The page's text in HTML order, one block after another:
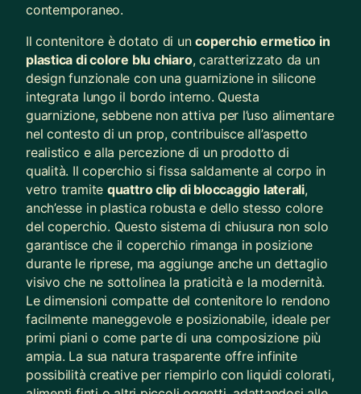
contemporaneo.
Il contenitore è dotato di uncoperchio ermetico in
plastica di colore blu chiaro, caratterizzato da un
design funzionale con una guarnizione in silicone
integrata lungo il bordo interno. Questa
guarnizione, sebbene non attiva per l’uso alimentare
nel contesto di un prop, contribuisce all’aspetto
realistico e alla percezione di un prodotto di
qualità. Il coperchio si fissa saldamente al corpo in
vetro tramite quattro clip di bloccaggio laterali,
anch’esse in plastica robusta e dello stesso colore
del coperchio. Questo sistema di chiusura non solo
garantisce che il coperchio rimanga in posizione
durante le riprese, ma aggiunge anche un dettaglio
visivo che ne sottolinea la praticità e la modernità.
Le dimensioni compatte del contenitore lo rendono
facilmente maneggevole e posizionabile, ideale per
primi piani o come parte di una composizione più
ampia. La sua natura trasparente offre infinite
possibilità creative per riempirlo con liquidi colorati,